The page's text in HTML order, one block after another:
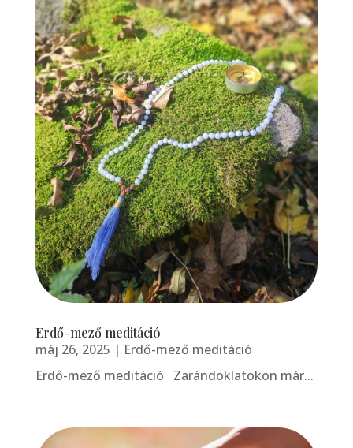
Erdő-mező meditáció
máj 26, 2025 | Erdő-mező meditáció
Erdő-mező meditáció Zarándoklatokon már...